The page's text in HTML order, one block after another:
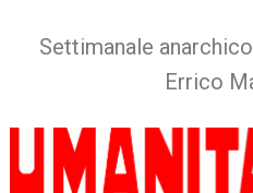
Settimanale
Errico